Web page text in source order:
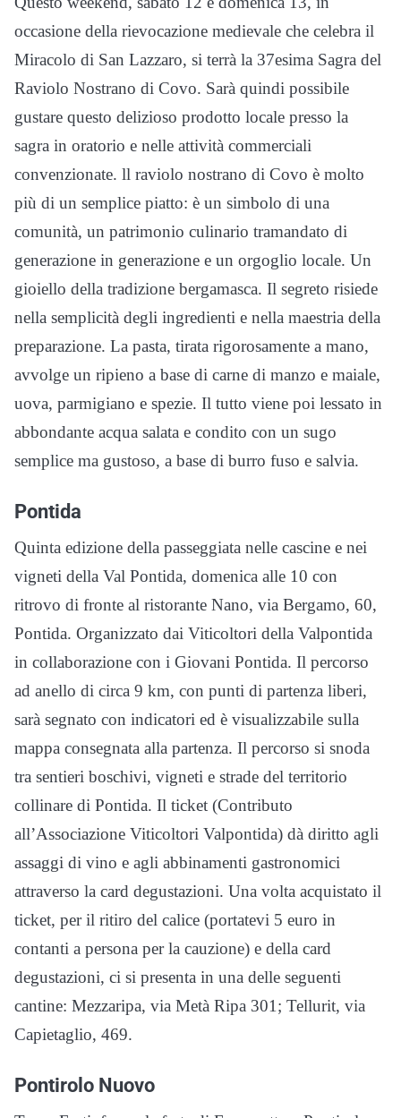
occasione della rievocazione medievale che celebra il
Miracolo di San Lazzaro, si terrà la 37esima Sagra del
Raviolo Nostrano di Covo. Sarà quindi possibile
gustare questo delizioso prodotto locale presso la
sagra in oratorio e nelle attività commerciali
convenzionate. ll raviolo nostrano di Covo è molto
più di un semplice piatto: è un simbolo di una
comunità, un patrimonio culinario tramandato di
generazione in generazione e un orgoglio locale. Un
gioiello della tradizione bergamasca. Il segreto risiede
nella semplicità degli ingredienti e nella maestria della
preparazione. La pasta, tirata rigorosamente a mano,
avvolge un ripieno a base di carne di manzo e maiale,
uova, parmigiano e spezie. Il tutto viene poi lessato in
abbondante acqua salata e condito con un sugo
semplice ma gustoso, a base di burro fuso e salvia.
Pontida
Quinta edizione della passeggiata nelle cascine e nei
vigneti della Val Pontida, domenica alle 10 con
ritrovo di fronte al ristorante Nano, via Bergamo, 60,
Pontida. Organizzato dai Viticoltori della Valpontida
in collaborazione con i Giovani Pontida. Il percorso
ad anello di circa 9 km, con punti di partenza liberi,
sarà segnato con indicatori ed è visualizzabile sulla
mappa consegnata alla partenza. Il percorso si snoda
tra sentieri boschivi, vigneti e strade del territorio
collinare di Pontida. Il ticket (Contributo
all’Associazione Viticoltori Valpontida) dà diritto agli
assaggi di vino e agli abbinamenti gastronomici
attraverso la card degustazioni. Una volta acquistato il
ticket, per il ritiro del calice (portatevi 5 euro in
contanti a persona per la cauzione) e della card
degustazioni, ci si presenta in una delle seguenti
cantine: Mezzaripa, via Metà Ripa 301; Tellurit, via
Capietaglio, 469.
Pontirolo Nuovo